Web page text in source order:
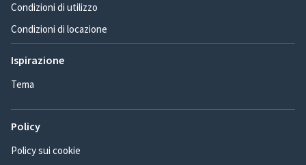
Condizioni di utilizzo
Condizioni di locazione
Ispirazione
Tema
Policy
Policy sui cookie